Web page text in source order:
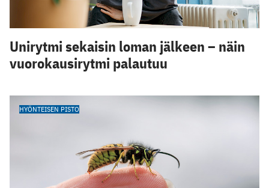
Unirytmi sekaisin loman jälkeen – näin
vuorokausirytmi palautuu
HYÖNTEISEN PISTO